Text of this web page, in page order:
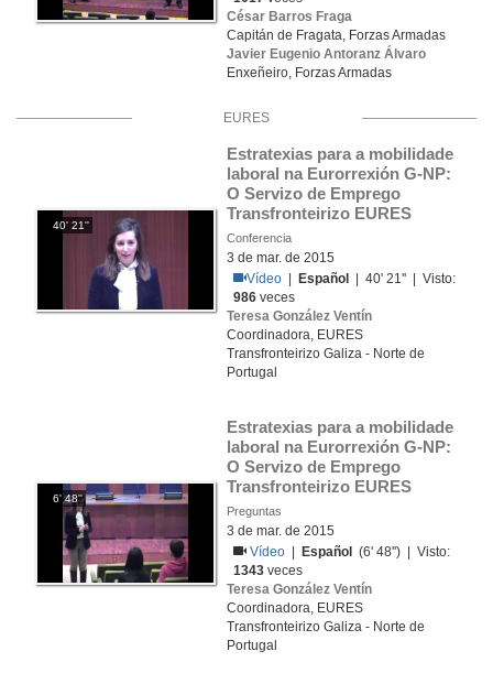
César Barros Fraga
Capitán de Fragata, Forzas Armadas
Javier Eugenio Antoranz Álvaro
Enxeñeiro, Forzas Armadas
EURES
40' 21''
Estratexias para a mobilidade
laboral na Eurorrexión G-NP:
O Servizo de Emprego
Transfronteirizo EURES
Conferencia
3 de mar. de 2015
Vídeo
Español
| 40' 21'' | Visto:
986 veces
Teresa González Ventín
Coordinadora, EURES
Transfronteirizo Galiza - Norte de
Portugal
6' 48''
Estratexias para a mobilidade
laboral na Eurorrexión G-NP:
O Servizo de Emprego
Transfronteirizo EURES
Preguntas
3 de mar. de 2015
Vídeo
Español
(6' 48'') | Visto:
1343 veces
Teresa González Ventín
Coordinadora, EURES
Transfronteirizo Galiza - Norte de
Portugal